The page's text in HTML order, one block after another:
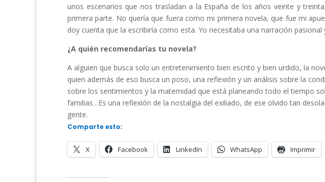
unos escenarios que nos trasladan a la España de los años veinte y
primera parte. No quería que fuera como mi primera novela, que fue mi
doy cuenta que la escribiría como esta. Yo necesitaba una narración pasional
¿A quién recomendarías tu novela?
A alguien que busca solo un entretenimiento bien escrito y bien urdido, la
quien además de eso busca un poso, una reflexión y un análisis sobre la
sobre los sentimientos y la maternidad que está planeando todo el tiempo
familias…Es una reflexión de la nostalgia del exiliado, de ese olvido tan
gente.
Comparte esto:
X Facebook LinkedIn WhatsApp Imprimir